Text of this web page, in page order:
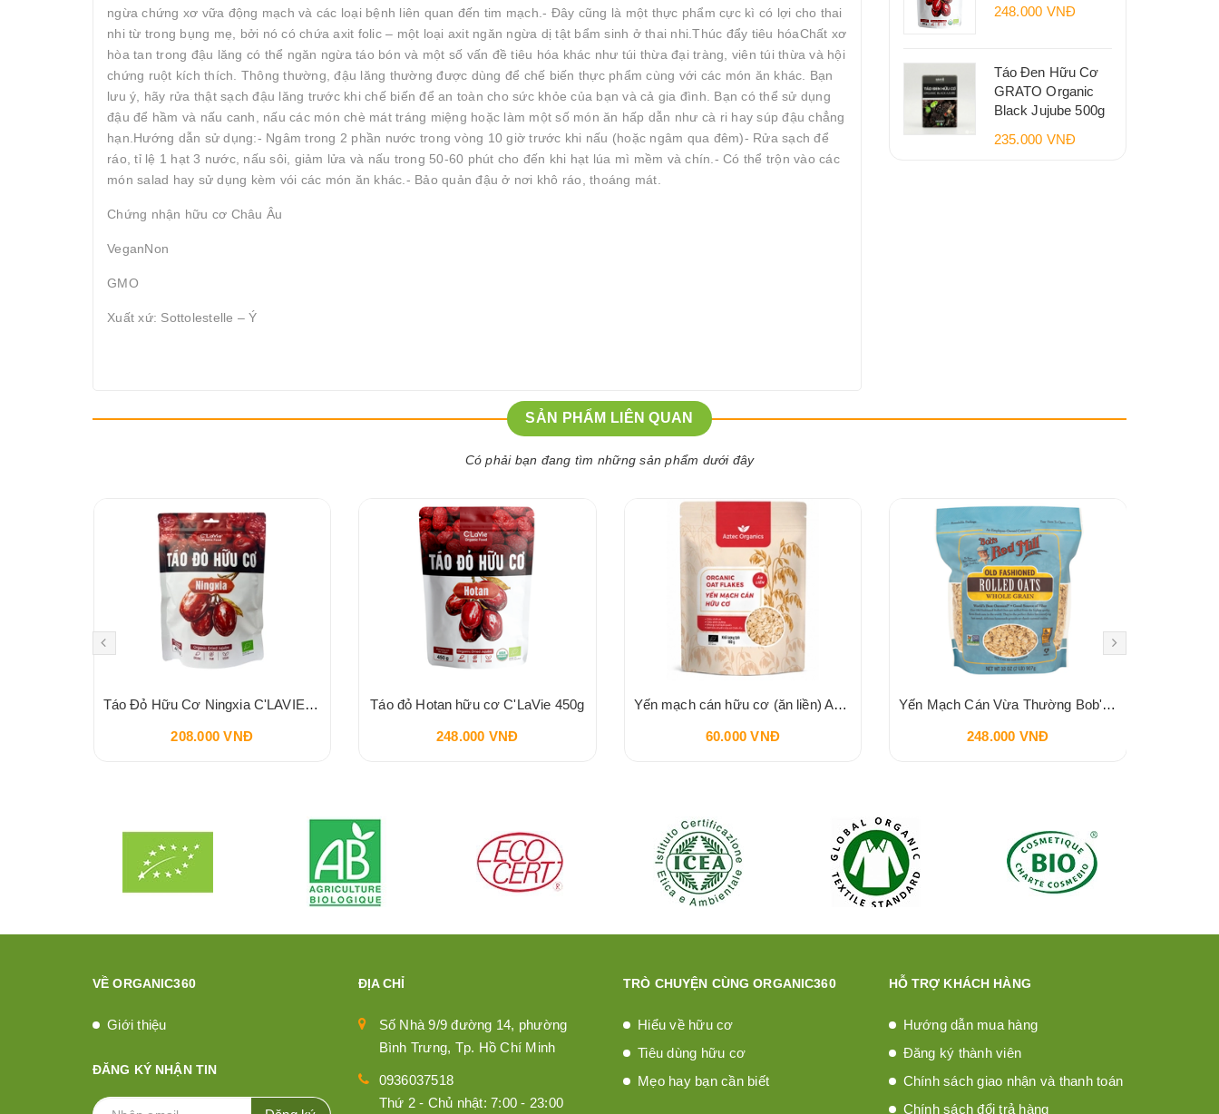
ngừa chứng xơ vữa động mạch và các loại bệnh liên quan đến tim mạch.- Đây cũng là một thực phẩm cực kì có lợi cho thai
nhi từ trong bụng mẹ, bởi nó có chứa axit folic – một loại axit ngăn ngừa dị tật bẩm sinh ở thai nhi.Thúc đẩy tiêu hóaChất xơ
hòa tan trong đậu lăng có thể ngăn ngừa táo bón và một số vấn đề tiêu hóa khác như túi thừa đại tràng, viên túi thừa và hội
chứng ruột kích thích. Thông thường, đậu lăng thường được dùng để chế biến thực phẩm cùng với các món ăn khác. Bạn
lưu ý, hãy rửa thật sạch đậu lăng trước khi chế biến để an toàn cho sức khỏe của bạn và cả gia đình. Bạn có thể sử dụng
đậu để hầm và nấu canh, nấu các món chè mát tráng miệng hoặc làm một số món ăn hấp dẫn như cà ri hay súp đậu chẳng
hạn.Hướng dẫn sử dụng:- Ngâm trong 2 phần nước trong vòng 10 giờ trước khi nấu (hoặc ngâm qua đêm)- Rửa sạch để
ráo, tỉ lệ 1 hạt 3 nước, nấu sôi, giảm lửa và nấu trong 50-60 phút cho đến khi hạt lúa mì mềm và chín.- Có thể trộn vào các
món salad hay sử dụng kèm vói các món ăn khác.- Bảo quản đậu ở nơi khô ráo, thoáng mát.
Chứng nhận hữu cơ Châu Âu
VeganNon
GMO
Xuất xứ: Sottolestelle – Ý
248.000 VNĐ
Táo Đen Hữu Cơ
GRATO Organic
Black Jujube 500g
235.000 VNĐ
SẢN PHẨM LIÊN QUAN
Có phải bạn đang tìm những sản phẩm dưới đây
Táo Đỏ Hữu Cơ Ningxia C'LAVIE 450g
208.000 VNĐ
Táo đỏ Hotan hữu cơ C'LaVie 450g
248.000 VNĐ
Yến mạch cán hữu cơ (ăn liền) Aztec Organics 180g
60.000 VNĐ
Yến Mạch Cán Vừa Thường Bob's Red Mill Old Fashioned Rolled Oats 907g
248.000 VNĐ
VỀ ORGANIC360
Giới thiệu
ĐĂNG KÝ NHẬN TIN
ĐỊA CHỈ
Số Nhà 9/9 đường 14, phường
Bình Trưng, Tp. Hồ Chí Minh
0936037518
Thứ 2 - Chủ nhật: 7:00 - 23:00
TRÒ CHUYỆN CÙNG ORGANIC360
Hiểu về hữu cơ
Tiêu dùng hữu cơ
Mẹo hay bạn cần biết
HỖ TRỢ KHÁCH HÀNG
Hướng dẫn mua hàng
Đăng ký thành viên
Chính sách giao nhận và thanh toán
Chính sách đổi trả hàng